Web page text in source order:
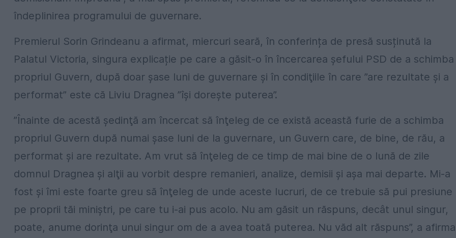
îndeplinirea programului de guvernare.
Premierul Sorin Grindeanu a afirmat, miercuri seară, în conferința de presă susținută la
Palatul Victoria, singura explicație pe care a găsit-o în încercarea șefului PSD de a schimba
propriul Guvern, după doar şase luni de guvernare şi în condiţiile în care ”are rezultate şi a
performat” este că Liviu Dragnea ”îşi doreşte puterea”.
”Înainte de acestă şedinţă am încercat să înţeleg de ce există această furie de a schimba
propriul Guvern după numai şase luni de la guvernare, un Guvern care, de bine, de rău, a
performat şi are rezultate. Am vrut să înţeleg de ce timp de mai bine de o lună de zile
domnul Dragnea şi alţii au vorbit despre remanieri, analize, demisii şi aşa mai departe. Mi-a
fost şi îmi este foarte greu să înţeleg de unde aceste lucruri, de ce trebuie să pui presiune
pe proprii tăi miniştri, pe care tu i-ai pus acolo. Nu am găsit un răspuns, decât unul singur,
poate, anume dorinţa unui singur om de a avea toată puterea. Nu văd alt răspuns”, a